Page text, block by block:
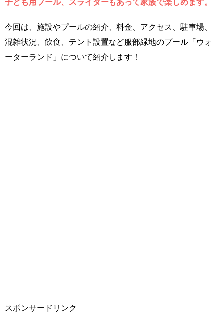
子ども用プール、スライダーもあって家族で楽しめます。
今回は、施設やプールの紹介、料金、アクセス、駐車場、
混雑状況、飲食、テント設置など服部緑地のプール「ウォ
ーターランド」について紹介します！
スポンサードリンク